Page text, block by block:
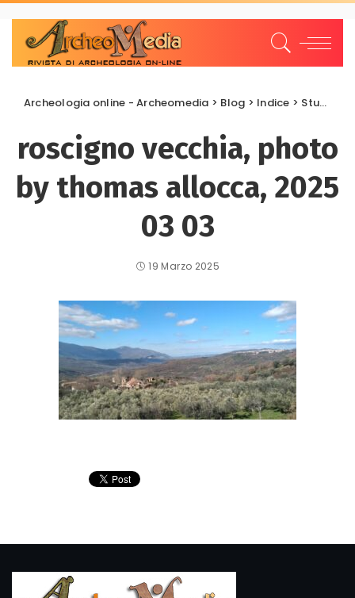
Archeologia online - Archeomedia > Blog > Indice > Studi e Ricerche
roscigno vecchia, photo
by thomas allocca, 2025
03 03
19 Marzo 2025